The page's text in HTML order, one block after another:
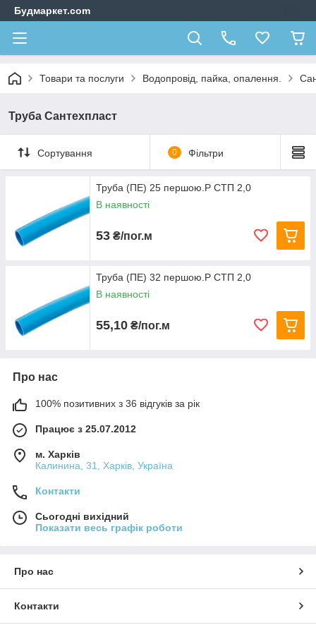
Будмаркет.com
Товари та послуги Водопровід, пайка, опалення.
Труба Сантехпласт
Сортування 0 Фільтри
Труба (ПЕ) 25 першою.Р СТП 2,0
В наявності
53 ₴/пог.м
Труба (ПЕ) 32 першою.Р СТП 2,0
В наявності
55,10 ₴/пог.м
Про нас
100% позитивних з 36 відгуків за рік
Працює з 25.07.2012
м. Харків
Калинина, 31, Харків, Україна
Контакти
Сьогодні вихідний
Показати весь графік роботи
Про нас
Контакти